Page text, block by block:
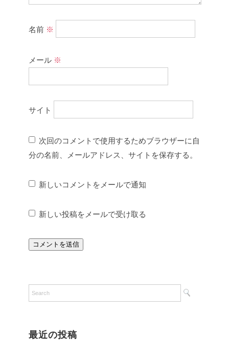
名前 ※
メール ※
サイト
次回のコメントで使用するためブラウザーに自
分の名前、メールアドレス、サイトを保存する。
新しいコメントをメールで通知
新しい投稿をメールで受け取る
最近の投稿